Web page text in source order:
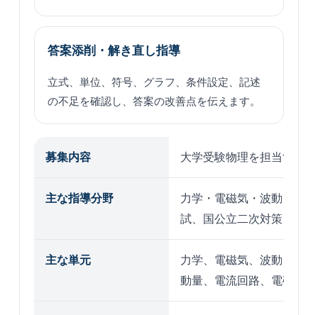
答案添削・解き直し指導
立式、単位、符号、グラフ、条件設定、記述
の不足を確認し、答案の改善点を伝えます。
募集内容 大学受験物理を担当する
主な指導分野
力学・電磁気・波動・熱
試、国公立二次対策、記
主な単元
力学、電磁気、波動、熱
動量、電流回路、電磁誘